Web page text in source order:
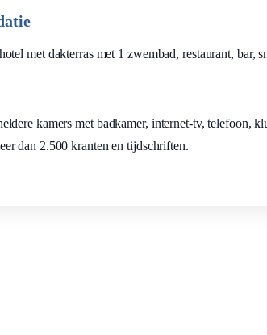
met dakterras met 1 zwembad, restaurant, bar,
kamers met badkamer, internet-tv, telefoon,
dan 2.500 kranten en tijdschriften.